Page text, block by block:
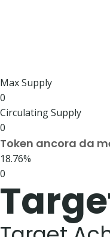
Max Supply
0
Circulating Supply
0
Token ancora da
18.76%
0